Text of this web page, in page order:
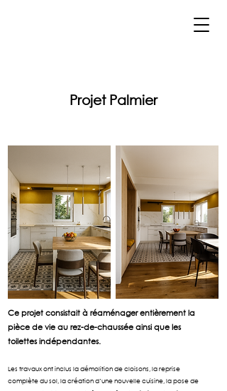
Projet Palmier
Ce projet consistait à réaménager entièrement la
pièce de vieau rez-de-chaussée ainsi que les
toilettes indépendantes.
Les travaux ont inclus la démolition de cloisons, la reprise
complète du sol, la création d’une nouvelle cuisine, la pose de